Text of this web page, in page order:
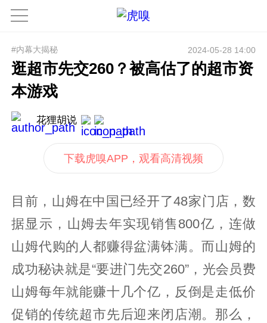
#内幕大揭秘 2024-05-28 14:00
逛超市先交260？被高估了的超市资
本游戏
花狸胡说
下载虎嗅APP，观看高清视频
目前，山姆在中国已经开了48家门店，数
据显示，山姆去年实现销售800亿，连做
山姆代购的人都赚得盆满钵满。而山姆的
成功秘诀就是“要进门先交260”，光会员费
山姆每年就能赚十几个亿，反倒是走低价
促销的传统超市先后迎来闭店潮。那么，